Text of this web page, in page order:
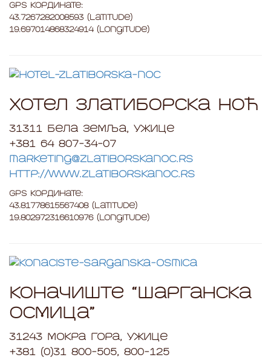
GPS Кординате:
43.7267282008593 (Latitude)
19.697014868324914 (Longitude)
Хотел Златиборска ноћ
31311 Бела Земља, Ужице
+381 64 807-34-07
marketing@zlatiborskanoc.rs
http://www.zlatiborskanoc.rs
GPS Кординате:
43.81778615567408 (Latitude)
19.802972316610976 (Longitude)
Коначиште “Шарганска
осмица”
31243 Мокра Гора, Ужице
+381 (0)31 800-505, 800-125